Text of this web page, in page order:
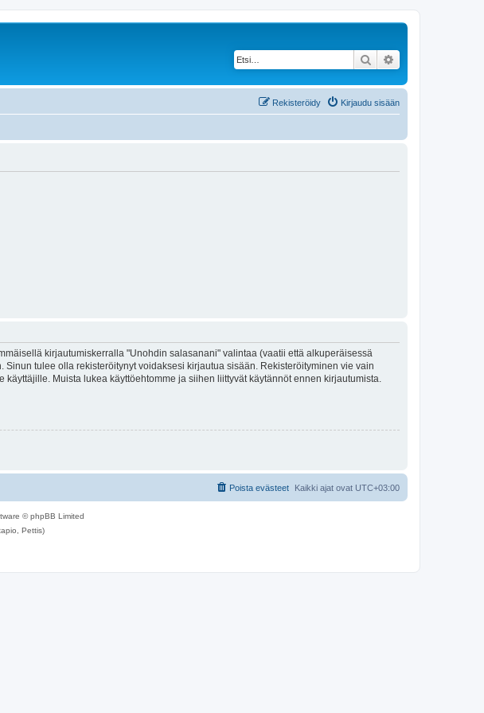
Etsi
Kirjaudu sisään
Rekisteröidy
kirjautumiskerralla "Unohdin salasanani" valintaa (vaatii että alkuperäisessä
tulee olla rekisteröitynyt voidaksesi kirjautua sisään. Rekisteröityminen vie vain
Muista lukea käyttöehtomme ja siihen liittyvät käytännöt ennen kirjautumista.
Kaikki ajat ovat UTC+03:00
Poista evästeet
© phpBB Limited
Pettis)